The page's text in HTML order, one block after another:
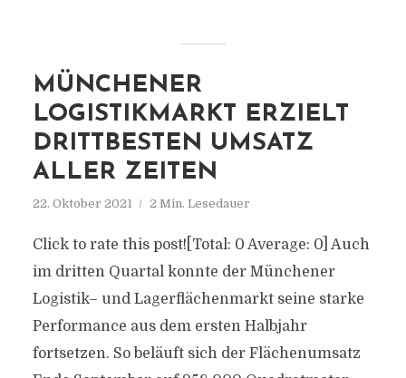
MÜNCHENER
LOGISTIKMARKT ERZIELT
DRITTBESTEN UMSATZ
ALLER ZEITEN
22. Oktober 2021 2 Min. Lesedauer
Click to rate this post![Total: 0 Average: 0] Auch
im dritten Quartal konnte der Münchener
Logistik– und Lagerflächenmarkt seine starke
Performance aus dem ersten Halbjahr
fortsetzen. So beläuft sich der Flächenumsatz